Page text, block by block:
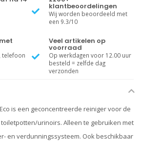
klantbeoordelingen
Wij worden beoordeeld met
een 9.3/10
telefoon
Veel artikelen op
voorraad
Op werkdagen voor 12.00 uur
besteld = zelfde dag
verzonden
is een geconcentreerde reiniger voor de
urinoirs. Alleen te gebruiken met
en verdunningssysteem. Ook beschikbaar